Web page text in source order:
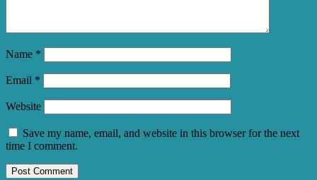
Name *
Email *
Website
Save my name, email, and website in this browser for the next
time I comment.